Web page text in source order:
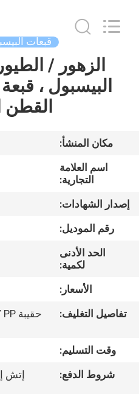
منزل،
معلومات
جولة
مراقبة
الجودة
اتصل
Manufacturing
قبعات
الزهور /
البيسبول ،
القطن
مكان المنشأ:
اسم العلامة
التجارية:
إصدار الشهادات:
رقم الموديل:
الحد الأدنى
لكمية:
الأسعار:
تفاصيل التغليف:
وقت التسليم:
شروط الدفع:
إتش